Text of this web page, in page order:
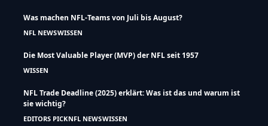
Was machen NFL-Teams von Juli bis August?
NFL NEWSWISSEN
Die Most Valuable Player (MVP) der NFL seit 1957
WISSEN
NFL Trade Deadline (2025) erklärt: Was ist das und warum ist
sie wichtig?
EDITORS PICKNFL NEWSWISSEN